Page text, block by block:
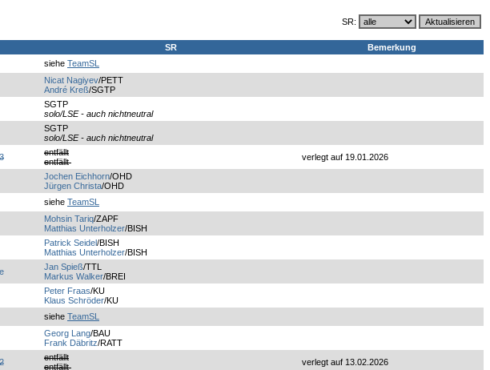
SR:
SR
Bemerkung
siehe TeamSL
Nicat Nagiyev/PETT
André Kreß/SGTP
SGTP
solo/LSE - auch nichtneutral
SGTP
solo/LSE - auch nichtneutral
entfällt
entfällt
verlegt auf 19.01.2026
Jochen Eichhorn/OHD
Jürgen Christa/OHD
siehe TeamSL
Mohsin Tariq/ZAPF
Matthias Unterholzer/BISH
Patrick Seidel/BISH
Matthias Unterholzer/BISH
Jan Spieß/TTL
Markus Walker/BREI
Peter Fraas/KU
Klaus Schröder/KU
siehe TeamSL
Georg Lang/BAU
Frank Däbritz/RATT
entfällt
entfällt
verlegt auf 13.02.2026